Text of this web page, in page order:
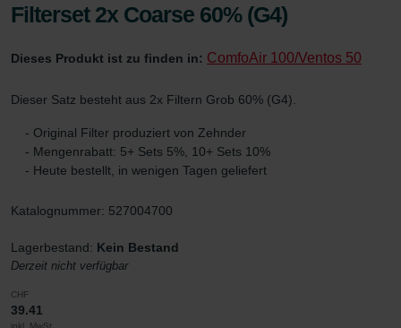
Filterset 2x Coarse 60% (G4)
Dieses Produkt ist zu finden in: ComfoAir 100/Ventos 50
Dieser Satz besteht aus 2x Filtern Grob 60% (G4).
- Original Filter produziert von Zehnder
- Mengenrabatt: 5+ Sets 5%, 10+ Sets 10%
- Heute bestellt, in wenigen Tagen geliefert
Katalognummer: 527004700
Lagerbestand: Kein Bestand
Derzeit nicht verfügbar
CHF
39.41
inkl. MwSt.